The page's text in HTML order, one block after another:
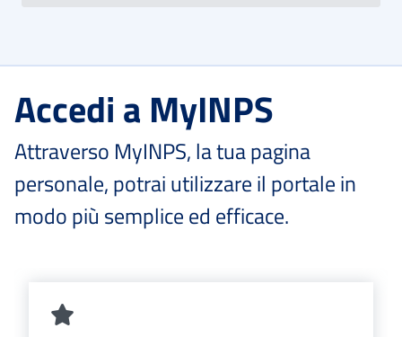
Accedi a MyINPS
Attraverso MyINPS, la tua pagina
personale, potrai utilizzare il portale in
modo più semplice ed efficace.